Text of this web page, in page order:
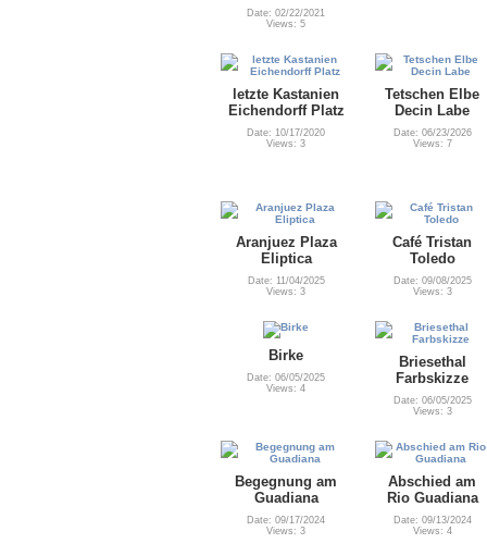
Date: 02/22/2021
Views: 5
letzte Kastanien
Eichendorff Platz
Date: 10/17/2020
Views: 3
Tetschen Elbe
Decin Labe
Date: 06/23/2026
Views: 7
Aranjuez Plaza
Eliptica
Date: 11/04/2025
Views: 3
Café Tristan
Toledo
Date: 09/08/2025
Views: 3
Birke
Date: 06/05/2025
Views: 4
Briesethal
Farbskizze
Date: 06/05/2025
Views: 3
Begegnung am
Guadiana
Date: 09/17/2024
Views: 3
Abschied am
Rio Guadiana
Date: 09/13/2024
Views: 4